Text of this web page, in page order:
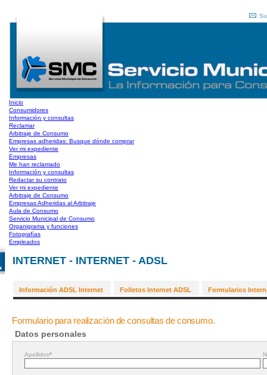
Inicio
Consumidores
Información y consultas
Reclamar
Arbitraje de Consumo
Empresas adheridas: Busque dónde comprar
Ver mi expediente
Empresas
Me han reclamado
Información y consultas
Redactar su contrato
Ver mi expediente
Arbitraje de Consumo
Empresas Adheridas al Arbitraje
Aula de Consumo
Servicio Municipal de Consumo
Organigrama y funciones
Fotografías
Empleados
INTERNET - INTERNET - ADSL
Información ADSL Internet Folletos Internet ADSL Formularios
Formulario para realización de consultas de consumo.
Datos personales
Apellidos*